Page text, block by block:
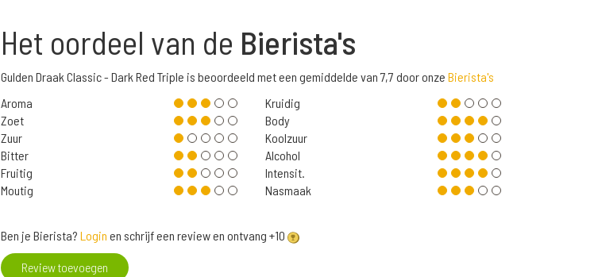
Het oordeel van de Bierista's
Gulden Draak Classic - Dark Red Triple is beoordeeld met een gemiddelde van 7,7 door onze Bierista's
Aroma
Zoet
Zuur
Bitter
Fruitig
Moutig
Kruidig
Body
Koolzuur
Alcohol
Intensit.
Nasmaak
Ben je Bierista? Login en schrijf een review en ontvang +10
Review toevoegen